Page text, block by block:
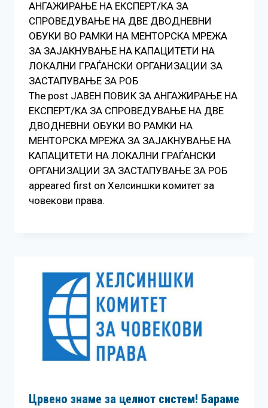
АНГАЖИРАЊЕ НА ЕКСПЕРТ/КА ЗА
СПРОВЕДУВАЊЕ НА ДВЕ ДВОДНЕВНИ
ОБУКИ ВО РАМКИ НА МЕНТОРСКА МРЕЖА
ЗА ЗАЈАКНУВАЊЕ НА КАПАЦИТЕТИ НА
ЛОКАЛНИ ГРАЃАНСКИ ОРГАНИЗАЦИИ ЗА
ЗАСТАПУВАЊЕ ЗА РОБ
The post ЈАВЕН ПОВИК ЗА АНГАЖИРАЊЕ НА
ЕКСПЕРТ/КА ЗА СПРОВЕДУВАЊЕ НА ДВЕ
ДВОДНЕВНИ ОБУКИ ВО РАМКИ НА
МЕНТОРСКА МРЕЖА ЗА ЗАЈАКНУВАЊЕ НА
КАПАЦИТЕТИ НА ЛОКАЛНИ ГРАЃАНСКИ
ОРГАНИЗАЦИИ ЗА ЗАСТАПУВАЊЕ ЗА РОБ
appeared first on Хелсиншки комитет за
човекови права.
Црвено знаме за целиот систем! Бараме